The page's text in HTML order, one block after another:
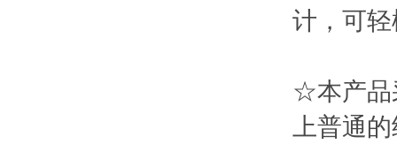
计，可
☆本产品
上普通